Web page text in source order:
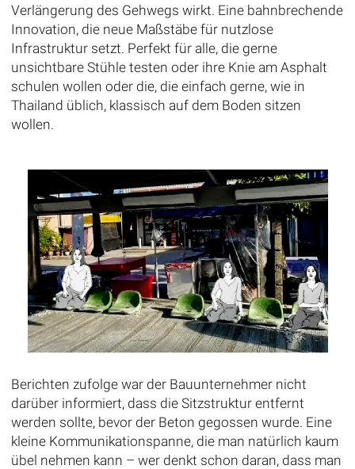
Verlängerung des Gehwegs wirkt. Eine bahnbrechende
Innovation, die neue Maßstäbe für nutzlose
Infrastruktur setzt. Perfekt für alle, die gerne
unsichtbare Stühle testen oder ihre Knie am Asphalt
schulen wollen oder die, die einfach gerne, wie in
Thailand üblich, klassisch auf dem Boden sitzen
wollen.
Berichten zufolge war der Bauunternehmer nicht
darüber informiert, dass die Sitzstruktur entfernt
werden sollte, bevor der Beton gegossen wurde. Eine
kleine Kommunikationspanne, die man natürlich kaum
übel nehmen kann – wer denkt schon daran, dass man